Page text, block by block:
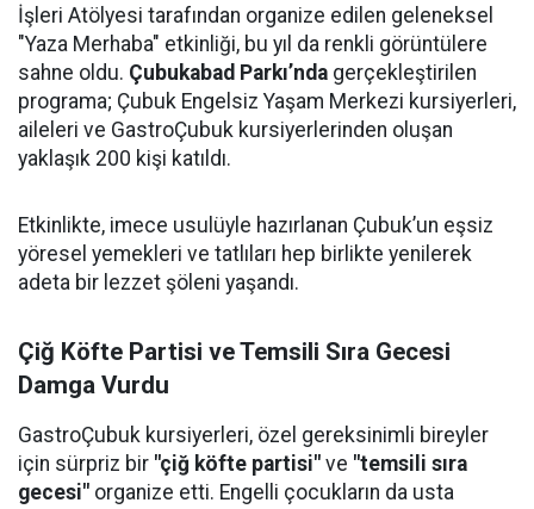
İşleri Atölyesi tarafından organize edilen geleneksel
"Yaza Merhaba" etkinliği, bu yıl da renkli görüntülere
sahne oldu. Çubukabad Parkı’nda gerçekleştirilen
programa; Çubuk Engelsiz Yaşam Merkezi kursiyerleri,
aileleri ve GastroÇubuk kursiyerlerinden oluşan
yaklaşık 200 kişi katıldı.
Etkinlikte, imece usulüyle hazırlanan Çubuk’un eşsiz
yöresel yemekleri ve tatlıları hep birlikte yenilerek
adeta bir lezzet şöleni yaşandı.
Çiğ Köfte Partisi ve Temsili Sıra Gecesi
Damga Vurdu
GastroÇubuk kursiyerleri, özel gereksinimli bireyler
için sürpriz bir "çiğ köfte partisi" ve "temsili sıra
gecesi" organize etti. Engelli çocukların da usta